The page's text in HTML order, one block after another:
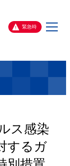
緊急時
メ
ス感染
するガ